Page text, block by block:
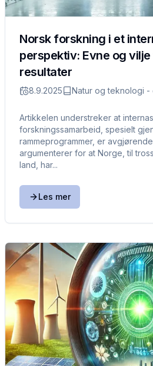
Norsk forskning i et
perspektiv: Evne og
resultater
8.9.2025 Natur og teknologi
Artikkelen understreker at
forskningssamarbeid, spesielt
rammeprogrammer, er
argumenterer for at Norge, til
land, har...
Les mer